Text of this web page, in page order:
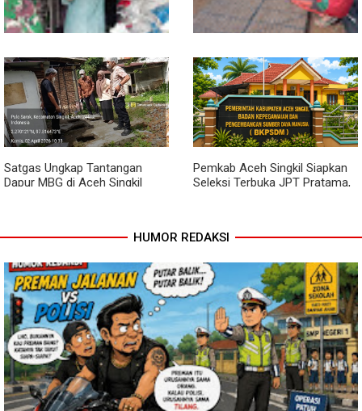
Lewat Komsos, Babinsa
Rundeng Pantau Stok dan
Harga Pupuk
Dari Bibit Jadi Harapan,
Babinsa Dampingi Warga
Kembangkan Semangka
Satgas Ungkap Tantangan
Dapur MBG di Aceh Singkil
Pemkab Aceh Singkil Siapkan
Seleksi Terbuka JPT Pratama,
HUMOR REDAKSI